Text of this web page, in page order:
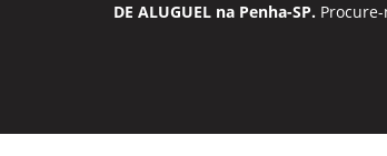
DE ALUGUEL na Penha-SP.